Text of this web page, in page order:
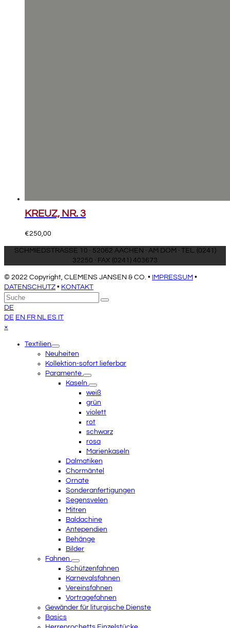
KREUZ, NR. 3
€250,00
SCHMIEDSTRASSE 10 · 52062 AACHEN · AM DOM · TEL. (0241)
32250 · FAX (0241) 403673
© 2022 Copyright, CLEMENS JANSEN & CO. • IMPRESSUM •
DATENSCHUTZ • KONTAKT
An
den
Anfang
scrollen
Suche
Senden
DE
DE EN FR NL ES IT
×
menuTextilien
Neuheiten
Kollektion-sofort lieferbar
Paramente
Kaseln
weiß
grün
violett
rot
schwarz
rosa
Marienkaseln
Dalmatiken
Chormäntel
Ornate
Sonderanfertigungen
Segensvelen
Mitren
Baldachine
Antependien
Behänge
Bilder
Fahnen
Schützenfahnen
Karnevalsfahnen
Vereinsfahnen
Vortragefahnen
Gewänder für liturgische Dienste
Basics